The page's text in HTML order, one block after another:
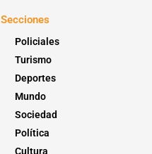
Secciones
Policiales
Turismo
Deportes
Mundo
Sociedad
Política
Cultura